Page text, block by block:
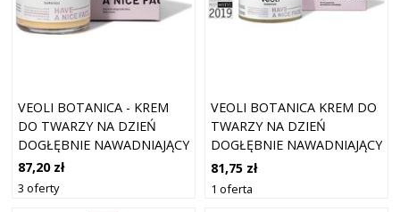
VEOLI BOTANICA - KREM
DO TWARZY NA DZIEŃ
DOGŁĘBNIE NAWADNIAJĄCY
HAVE A NICE FACE, 50ML
87,20 zł
3 oferty
VEOLI BOTANICA KREM DO
TWARZY NA DZIEŃ
DOGŁĘBNIE NAWADNIAJĄCY
50 ML
81,75 zł
1 oferta